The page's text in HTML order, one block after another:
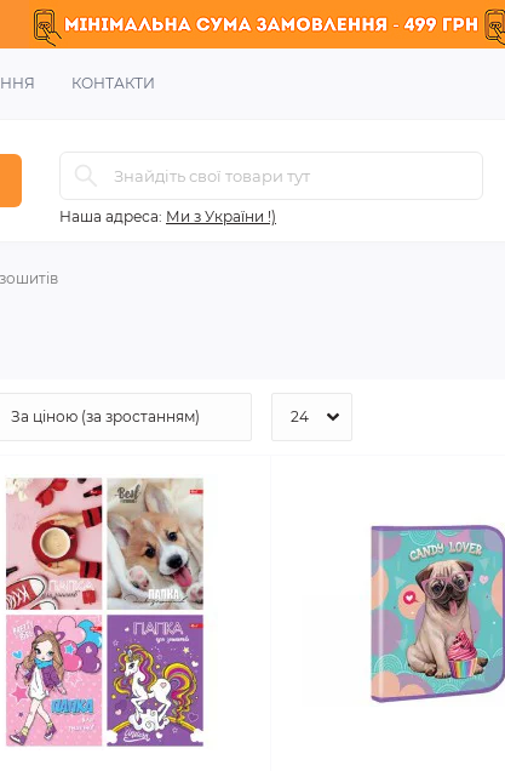
КОНТАКТИ
Наша адреса: Ми з України !)